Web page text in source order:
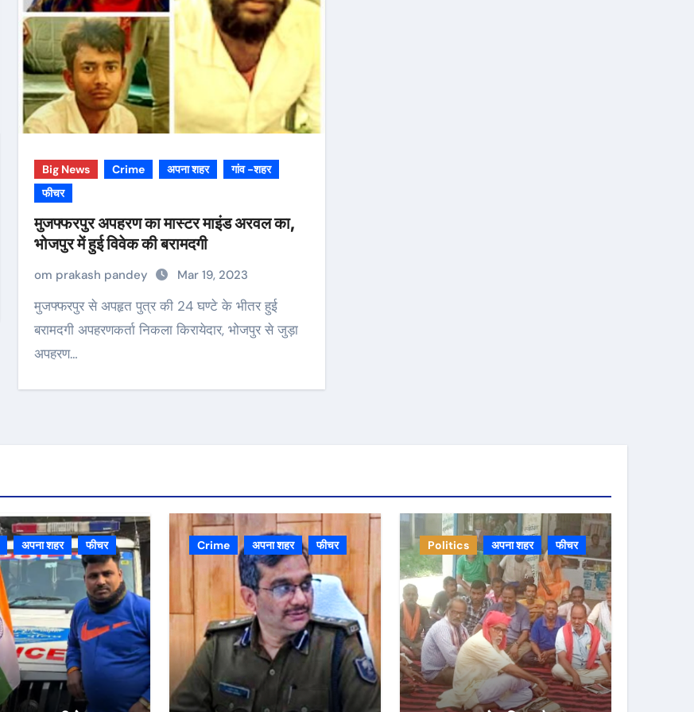
Big News Crime अपना शहर
गांव -शहर
फीचर
मुजफ्फरपुर अपहरण का मास्टर माइंड अरवल का,
भोजपुर में हुई विवेक की बरामदगी
om prakash pandey Mar 19, 2023
मुजफ्फरपुर से अपहृत पुत्र की 24 घण्टे के भीतर हुई
बरामदगी अपहरणकर्ता निकला किरायेदार, भोजपुर से जुड़ा
अपहरण…
अपना शहर फीचर Crime अपना शहर फीचर Politics अपना शहर फीचर